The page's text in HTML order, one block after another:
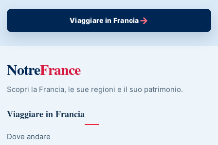
Viaggiare in Francia→
NotreFrance
Scopri la Francia, le sue regioni e il suo patrimonio.
Viaggiare in Francia
Dove andare